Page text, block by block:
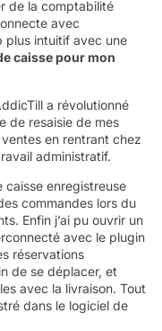
de la comptabilité
avec
plus intuitif avec une
caisse pour mon
a révolutionné
de resaisie de mes
en rentrant chez
administratif.
caisse enregistreuse
commandes lors du
Enfin j’ai pu ouvrir un
avec le plugin
réservations
de se déplacer, et
avec la livraison. Tout
dans le logiciel de